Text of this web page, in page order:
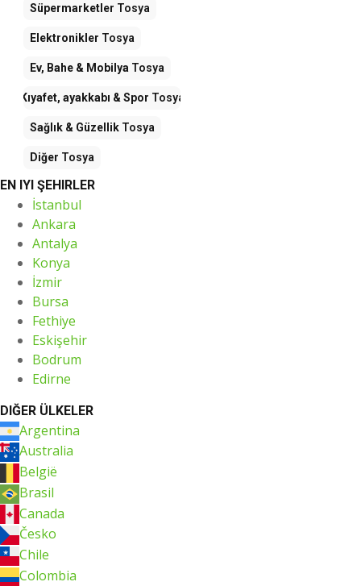
Süpermarketler Tosya
Elektronikler Tosya
Ev, Bahe & Mobilya Tosya
Kıyafet, ayakkabı & Spor Tosya
Sağlık & Güzellik Tosya
Diğer Tosya
EN IYI ŞEHIRLER
İstanbul
Ankara
Antalya
Konya
İzmir
Bursa
Fethiye
Eskişehir
Bodrum
Edirne
DIĞER ÜLKELER
Argentina
Australia
België
Brasil
Canada
Česko
Chile
Colombia